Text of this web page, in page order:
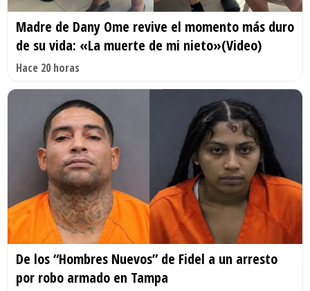
Madre de Dany Ome revive el momento más duro
de su vida: «La muerte de mi nieto»(Video)
Hace 20 horas
De los “Hombres Nuevos” de Fidel a un arresto
por robo armado en Tampa